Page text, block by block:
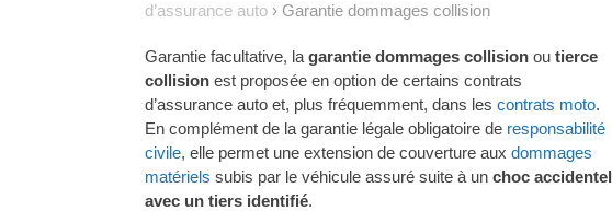
d’assurance auto › Garantie dommages collision
Garantie facultative, la garantie dommages collision ou tierce
collision est proposée en option de certains contrats
d’assurance auto et, plus fréquemment, dans les contrats moto.
En complément de la garantie légale obligatoire de responsabilité
civile, elle permet une extension de couverture aux dommages
matériels subis par le véhicule assuré suite à un choc accidentel
avec un tiers identifié.